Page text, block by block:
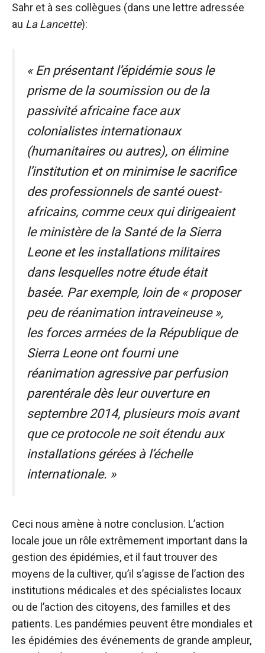
Sahr et à ses collègues (dans une lettre adressée
au La Lancette):
« En présentant l’épidémie sous le
prisme de la soumission ou de la
passivité africaine face aux
colonialistes internationaux
(humanitaires ou autres), on élimine
l’institution et on minimise le sacrifice
des professionnels de santé ouest-
africains, comme ceux qui dirigeaient
le ministère de la Santé de la Sierra
Leone et les installations militaires
dans lesquelles notre étude était
basée. Par exemple, loin de « proposer
peu de réanimation intraveineuse »,
les forces armées de la République de
Sierra Leone ont fourni une
réanimation agressive par perfusion
parentérale dès leur ouverture en
septembre 2014, plusieurs mois avant
que ce protocole ne soit étendu aux
installations gérées à l’échelle
internationale. »
Ceci nous amène à notre conclusion. L’action
locale joue un rôle extrêmement important dans la
gestion des épidémies, et il faut trouver des
moyens de la cultiver, qu’il s’agisse de l’action des
institutions médicales et des spécialistes locaux
ou de l’action des citoyens, des familles et des
patients. Les pandémies peuvent être mondiales et
les épidémies des événements de grande ampleur,